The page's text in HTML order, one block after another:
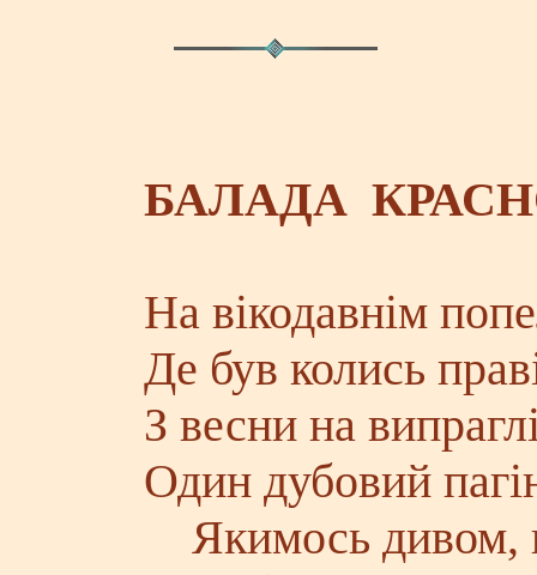
БАЛАДА
На вікодавнім
Де був колись
З весни на
Один дубовий
Якимось дивом,